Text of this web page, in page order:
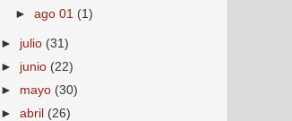
►ago 01 (1)
► julio (31)
► junio (22)
► mayo (30)
►abril (26)